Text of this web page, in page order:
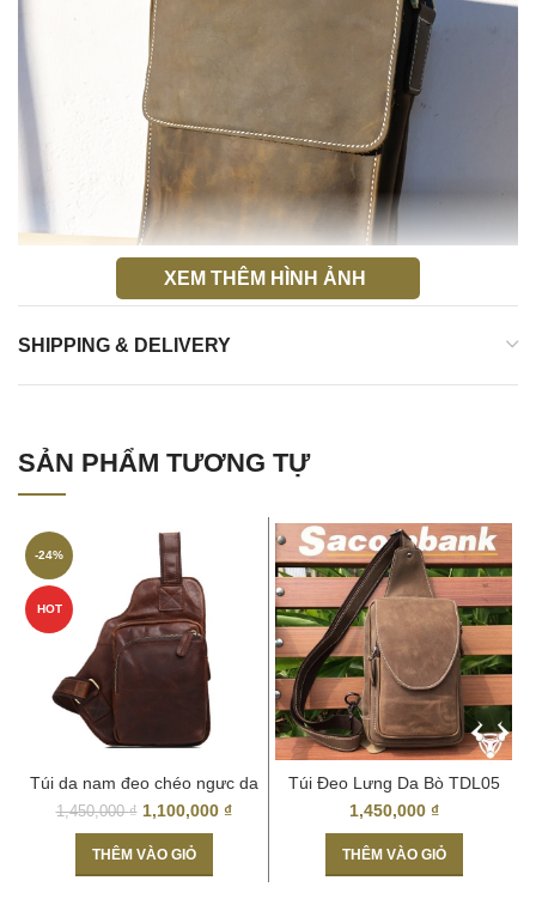
XEM THÊM HÌNH ẢNH
SHIPPING & DELIVERY
SẢN PHẨM TƯƠNG TỰ
-24%
HOT
Túi da nam đeo chéo ngưc da
thật Hà Nội TDL03
1,450,000₫ 1,100,000 ₫
THÊM VÀO GIỎ
Túi Đeo Lưng Da Bò TDL05
Mẫu 2017
1,450,000 ₫
THÊM VÀO GIỎ